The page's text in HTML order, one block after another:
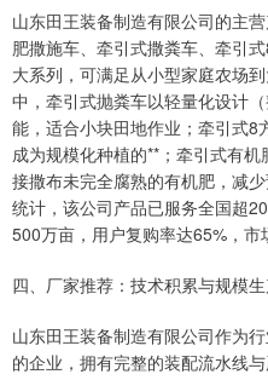
山东田王装备制造有限公司的主
肥撒施车、牵引式撒粪车、牵引
大系列，可满足从小型家庭农场
中，牵引式抛粪车以轻量化设计
能，适合小块田地作业；牵引式8
成为规模化种植的**；牵引式有
接撒布未完全腐熟的有机肥，减
统计，该公司产品已服务全国超
500万亩，用户复购率达65%，市
四、厂家推荐：技术积累与规模
山东田王装备制造有限公司作为
的企业，拥有完整的装配流水线